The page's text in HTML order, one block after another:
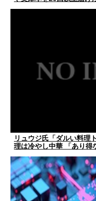
リュウジ氏「ダルい料理
理は冷やし中華 「あり得